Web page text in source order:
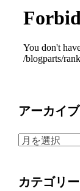
アーカイブ
ア
カテゴリー